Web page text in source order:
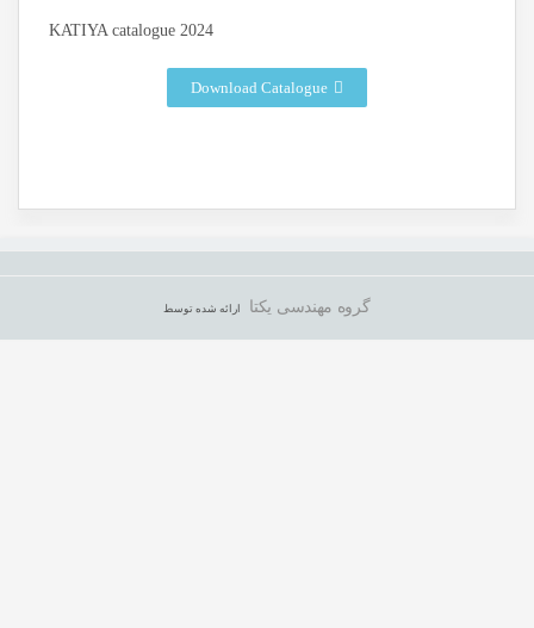
KATIYA catalogue 2024
Download Catalogue
گروه مهندسی یکتا